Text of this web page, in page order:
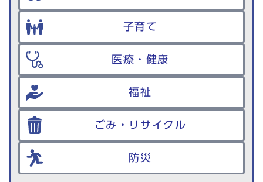
子育て
医療・健康
福祉
ごみ・リサイクル
防災